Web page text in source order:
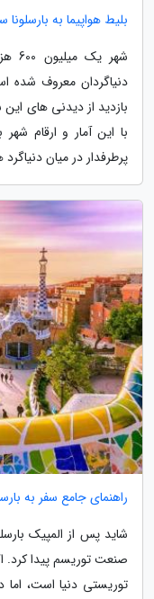
بلیط هواپیما به
شهر
بازدید از دیدنی های
با این آمار و ارقام
پرطرفدار در میان
راهنمای جامع سفر به
شاید پس از المپیک
صنعت توریسم پیدا کرد.
توریستی دنیا است،